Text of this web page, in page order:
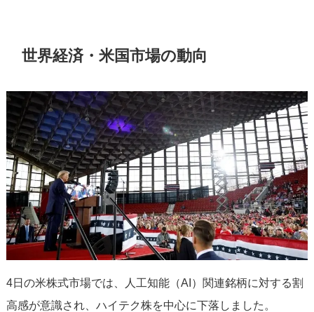
世界経済・米国市場の動向
4日の米株式市場では、人工知能（AI）関連銘柄に対する割
高感が意識され、ハイテク株を中心に下落しました。